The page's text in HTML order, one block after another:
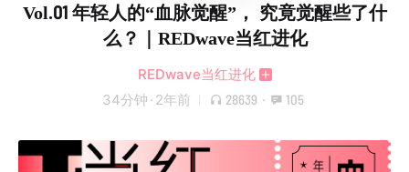
Vol.01 年轻人的“血脉觉醒”， 究竟觉醒些了什
么？｜REDwave当红进化
REDwave当红进化
34分钟 · 2年前 28639 · 105